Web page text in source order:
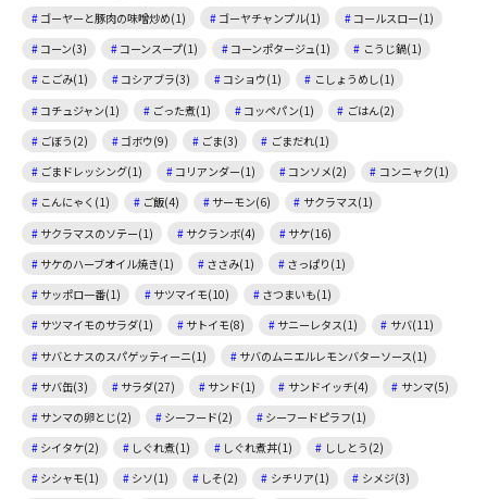
ゴーヤーと豚肉の味噌炒め(1)
ゴーヤチャンプル(1)
コールスロー(1)
コーン(3)
コーンスープ(1) コーンポタージュ(1)
こうじ鍋(1)
こごみ(1)
コシアブラ(3) コショウ(1)
こしょうめし(1)
コチュジャン(1)
ごった煮(1) コッペパン(1)
ごはん(2)
ごぼう(2)
ゴボウ(9) ごま(3)
ごまだれ(1)
ごまドレッシング(1)
コリアンダー(1) コンソメ(2)
コンニャク(1)
こんにゃく(1)
ご飯(4) サーモン(6)
サクラマス(1)
サクラマスのソテー(1)
サクランボ(4)
サケ(16)
サケのハーブオイル焼き(1)
ささみ(1)
さっぱり(1)
サッポロ一番(1)
サツマイモ(10)
さつまいも(1)
サツマイモのサラダ(1)
サトイモ(8) サニーレタス(1)
サバ(11)
サバとナスのスパゲッティーニ(1)
サバのムニエルレモンバターソース(1)
サバ缶(3)
サラダ(27) サンド(1) サンドイッチ(4)
サンマ(5)
サンマの卵とじ(2)
シーフード(2)
シーフードピラフ(1)
シイタケ(2)
しぐれ煮(1) しぐれ煮丼(1)
ししとう(2)
シシャモ(1)
シソ(1) しそ(2) シチリア(1)
シメジ(3)